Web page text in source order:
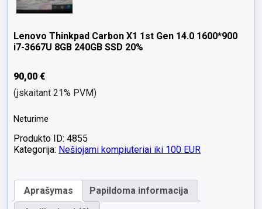
Lenovo Thinkpad Carbon X1 1st Gen 14.0 1600*900
i7-3667U 8GB 240GB SSD 20%
90,00€
(įskaitant 21% PVM)
Neturime
Produkto ID: 4855
Kategorija: Nešiojami kompiuteriai iki 100 EUR
Aprašymas
Papildoma informacija